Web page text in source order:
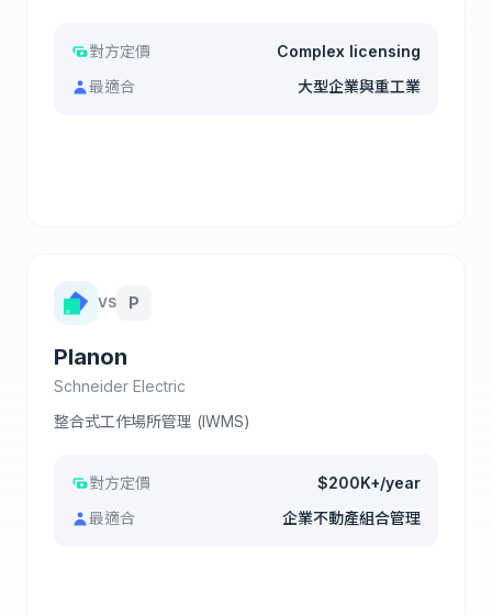
對方定價
Complex licensing
最適合
大型企業與重工業
VS P
Planon
Schneider Electric
整合式工作場所管理 (IWMS)
對方定價
$200K+/year
最適合
企業不動產組合管理